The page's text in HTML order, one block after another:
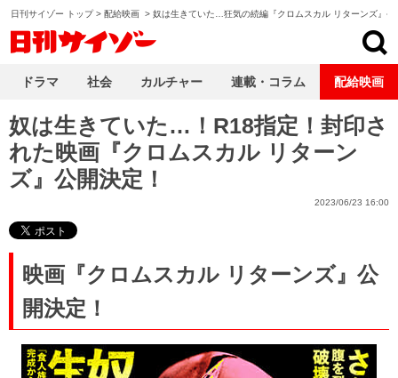
日刊サイゾー トップ> 配給映画 > 奴は生きていた…狂気の続編『クロムスカル リターンズ』公
奴は生きていた…！R18指定！封印さ
れた映画『クロムスカル リターン
ズ』公開決定！
2023/06/23 16:00
映画『クロムスカル リターンズ』公
開決定！
ドラマ 社会 カルチャー 連載・コラム 配給映画